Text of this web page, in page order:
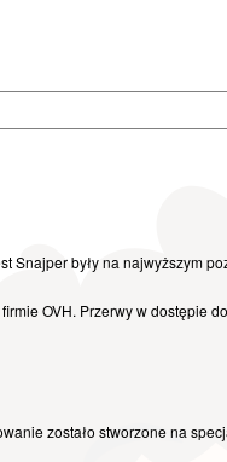
Snajper były na najwyższym
OVH. Przerwy w
zostało stworzone na